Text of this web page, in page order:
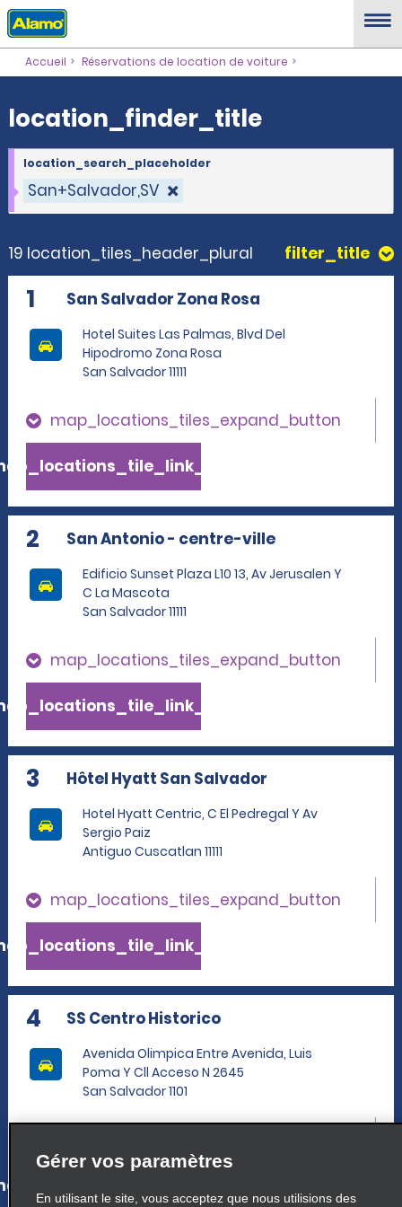
location_finder_title
Accueil Réservations de location de voiture
location_finder_title
San+Salvador,SV
location_search_placeholder
19 location_tiles_header_plural filter_title
1 San Salvador Zona Rosa
Hotel Suites Las Palmas, Blvd Del
Hipodromo Zona Rosa
San Salvador 11111
map_locations_tiles_expand_button
2 San Antonio - centre-ville
Edificio Sunset Plaza L10 13, Av Jerusalen Y
C La Mascota
San Salvador 11111
map_locations_tiles_expand_button
3 Hôtel Hyatt San Salvador
Hotel Hyatt Centric, C El Pedregal Y Av
Sergio Paiz
Antiguo Cuscatlan 11111
map_locations_tiles_expand_button
4 SS Centro Historico
Avenida Olimpica Entre Avenida, Luis
Poma Y Cll Acceso N 2645
San Salvador 1101
Gérer vos paramètres
En utilisant le site, vous acceptez que nous utilisions des